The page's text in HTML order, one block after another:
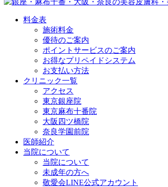
料金表
施術料金
優待のご案内
ポイントサービスのご案内
お得なプリペイドシステム
お支払い方法
クリニック一覧
アクセス
東京銀座院
東京麻布十番院
大阪四ツ橋院
奈良学園前院
医師紹介
当院について
当院について
未成年の方へ
敬愛会LINE公式アカウント